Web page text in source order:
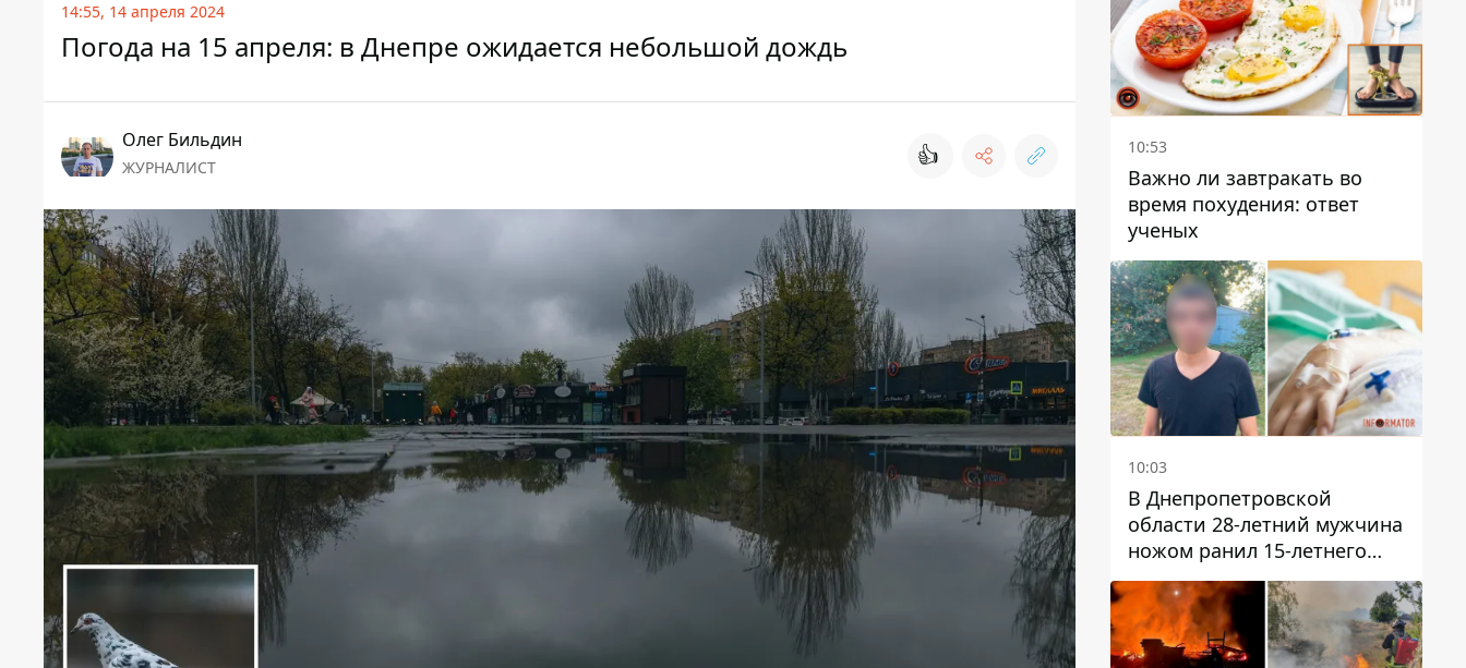
14:55, 14 апреля 2024
Погода на 15 апреля: в Днепре ожидается небольшой дождь
Олег Бильдин
ЖУРНАЛИСТ 👍 10:53
Важно ли завтракать во
время похудения: ответ
ученых
10:03
В Днепропетровской
области 28-летний мужчина
ножом ранил 15-летнего
парня